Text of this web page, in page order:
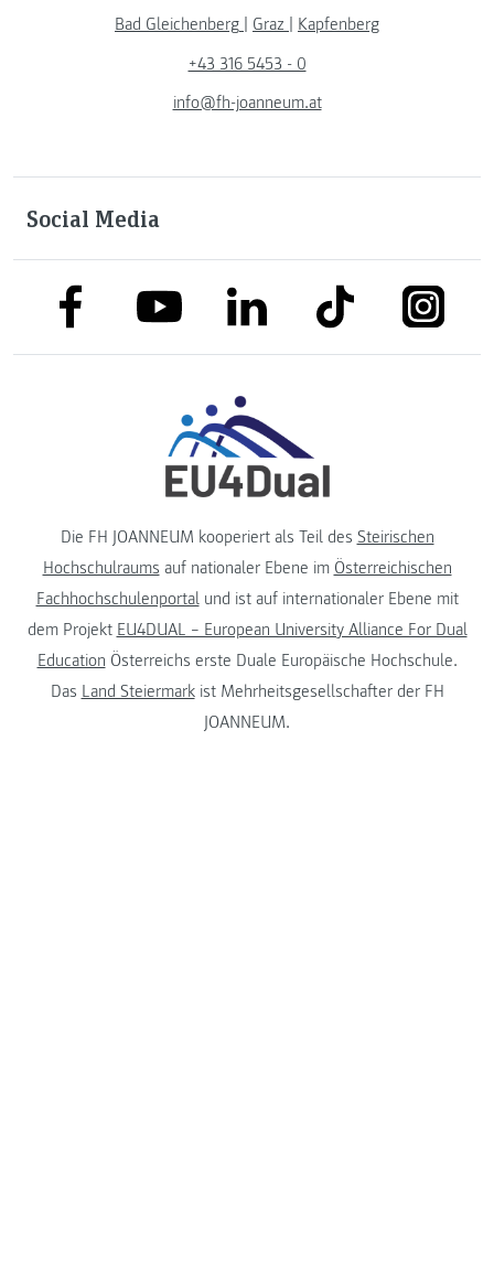
Bad Gleichenberg
Graz
Kapfenberg
+43 316 5453 - 0
info@fh-joanneum.at
Social Media
link to facebooklink to youtubelink to linkedinlink to tiktok
Die FH JOANNEUM kooperiert als Teil des Steirischen
Hochschulraums auf nationaler Ebene im Österreichischen
Fachhochschulenportalund ist auf internationaler Ebene mit
dem Projekt EU4DUAL – European University Alliance For Dual
Education Österreichs erste Duale Europäische Hochschule.
Das Land Steiermarkist Mehrheitsgesellschafter der FH
JOANNEUM.